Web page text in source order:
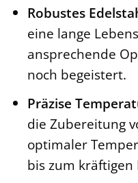
Robustes
eine lange
ansprechende
noch begeistert.
Präzise
die Zubereitung
optimaler
bis zum kräftigen